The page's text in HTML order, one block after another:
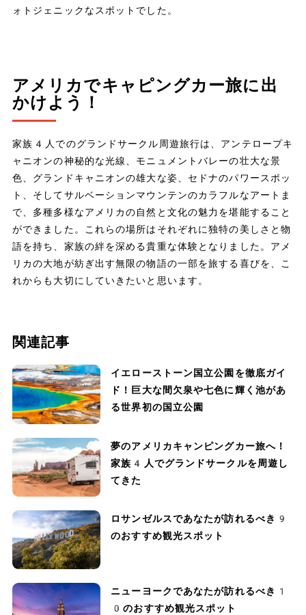
ォトジェニックなスポットでした。
アメリカでキャピングカー旅に出
かけよう！
家族4人でのグランドサークル周遊旅行は、アンテロープキ
ャニオンの神秘的な光線、モニュメントバレーの壮大な景
色、グランドキャニオンの雄大な姿、セドナのパワースポッ
ト、そしてサルベーションマウンテンのカラフルなアートま
で、多種多様なアメリカの自然と文化の魅力を堪能すること
ができました。これらの場所はそれぞれに独特の美しさと物
語を持ち、家族の絆を深める貴重な体験となりました。アメ
リカの大地が紡ぎ出す無限の物語の一部を旅する喜びを、こ
れからも大切にしていきたいと思います。
関連記事
イエローストーン国立公園を徹底ガイ
ド！巨大な間欠泉や七色に輝く池があ
る世界初の国立公園
夢のアメリカキャンピングカー旅へ！
家族4人でグランドサークルを周遊し
てきた
ロサンゼルスであなたが訪れるべき9
のおすすめ観光スポット
ニューヨークであなたが訪れるべき1
0のおすすめ観光スポット